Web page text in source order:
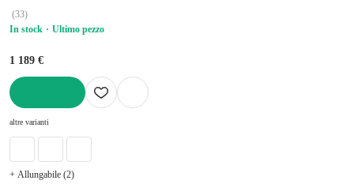
(33)
In stock
Ultimo pezzo
1 189 €
altre varianti
+ Allungabile (2)